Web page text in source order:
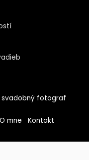
svadobný fotograf
O mne Kontakt